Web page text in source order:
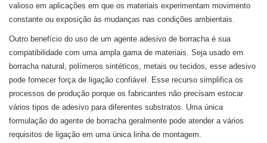
valioso em aplicações em que os materiais experimentam movimento
constante ou exposição às mudanças nas condições ambientais.
Outro benefício do uso de um agente adesivo de borracha é sua
compatibilidade com uma ampla gama de materiais. Seja usado em
borracha natural, polímeros sintéticos, metais ou tecidos, esse adesivo
pode fornecer força de ligação confiável. Esse recurso simplifica os
processos de produção porque os fabricantes não precisam estocar
vários tipos de adesivo para diferentes substratos. Uma única
formulação do agente de borracha geralmente pode atender a vários
requisitos de ligação em uma única linha de montagem.